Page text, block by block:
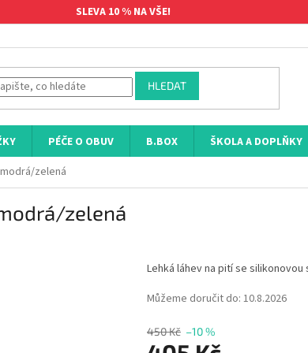
SLEVA 10 % NA VŠE!
HLEDAT
PÉČE O OBUV B.BOX
ŠKOLA A DOPLŇKY
zelená
zelená
450 Kč –10 %
Můžeme doručit do: 10.8.2026
Lehká láhev na pití se